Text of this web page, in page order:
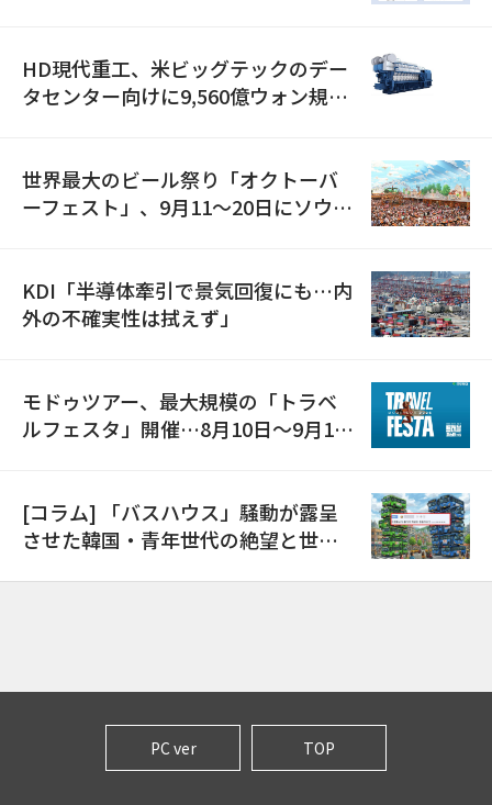
HD現代重工、米ビッグテックのデー
タセンター向けに9,560億ウォン規模
世界最大のビール祭り「オクトーバ
ーフェスト」、9月11〜20日にソウル
KDI「半導体牽引で景気回復にも…内
外の不確実性は拭えず」
モドゥツアー、最大規模の「トラベ
ルフェスタ」開催…8月10日～9月11
[コラム] 「バスハウス」騒動が露呈
させた韓国・青年世代の絶望と世代
PC ver TOP